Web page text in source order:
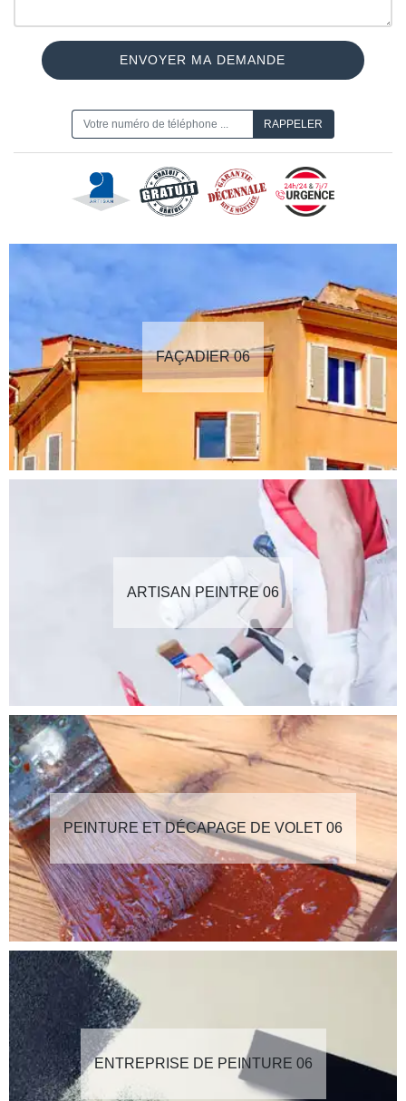
FAÇADIER 06
ARTISAN PEINTRE 06
PEINTURE ET DÉCAPAGE DE VOLET 06
ENTREPRISE DE PEINTURE 06